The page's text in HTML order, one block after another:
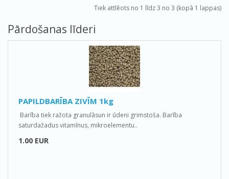
Tiek attlēots no 1 līdz 3 no 3 (kopā 1 lappas)
Pārdošanas līderi
PAPILDBARĪBA ZIVĪM 1kg
Barība tiek ražota granulāsun ir ūdeni grimstoša. Barība
saturdažadus vitamīnus, mikroelementu..
1.00 EUR